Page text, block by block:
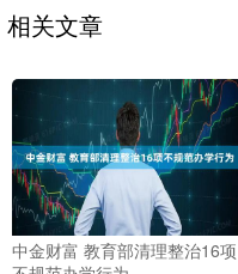
相关文章
中金财富 教育部清理整治16项